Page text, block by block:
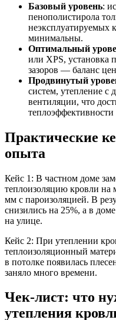
Базовый уровень:
пенополистирола
неэксплуатируемых
минимальны.
Оптимальный
или XPS, установка
зазоров — баланс
Продвинутый
систем, утепление с
вентиляции, что
теплоэффективности
Практические
опыта
Кейс 1: В частном доме
теплоизоляцию кровли
мм с пароизоляцией. В
снизились на 25%, а в
на улице.
Кейс 2: При утеплении
теплоизоляционный
в потолке появилась
заняло много времени.
Чек-лист: что
утепления